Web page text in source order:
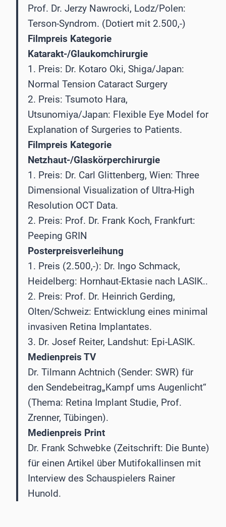
Prof. Dr. Jerzy Nawrocki, Lodz/Polen:
Terson-Syndrom. (Dotiert mit 2.500,-)
Filmpreis Kategorie
Katarakt-/Glaukomchirurgie
1. Preis: Dr. Kotaro Oki, Shiga/Japan:
Normal Tension Cataract Surgery
2. Preis: Tsumoto Hara,
Utsunomiya/Japan: Flexible Eye Model for
Explanation of Surgeries to Patients.
Filmpreis Kategorie
Netzhaut-/Glaskörperchirurgie
1. Preis: Dr. Carl Glittenberg, Wien: Three
Dimensional Visualization of Ultra-High
Resolution OCT Data.
2. Preis: Prof. Dr. Frank Koch, Frankfurt:
Peeping GRIN
Posterpreisverleihung
1. Preis (2.500,-): Dr. Ingo Schmack,
Heidelberg: Hornhaut-Ektasie nach LASIK..
2. Preis: Prof. Dr. Heinrich Gerding,
Olten/Schweiz: Entwicklung eines minimal
invasiven Retina Implantates.
3. Dr. Josef Reiter, Landshut: Epi-LASIK.
Medienpreis TV
Dr. Tilmann Achtnich (Sender: SWR) für
den Sendebeitrag„Kampf ums Augenlicht“
(Thema: Retina Implant Studie, Prof.
Zrenner, Tübingen).
Medienpreis Print
Dr. Frank Schwebke (Zeitschrift: Die Bunte)
für einen Artikel über Mutifokallinsen mit
Interview des Schauspielers Rainer
Hunold.